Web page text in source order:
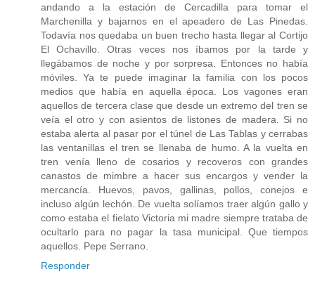
andando a la estación de Cercadilla para tomar el
Marchenilla y bajarnos en el apeadero de Las Pinedas.
Todavía nos quedaba un buen trecho hasta llegar al Cortijo
El Ochavillo. Otras veces nos íbamos por la tarde y
llegábamos de noche y por sorpresa. Entonces no había
móviles. Ya te puede imaginar la familia con los pocos
medios que había en aquella época. Los vagones eran
aquellos de tercera clase que desde un extremo del tren se
veía el otro y con asientos de listones de madera. Si no
estaba alerta al pasar por el túnel de Las Tablas y cerrabas
las ventanillas el tren se llenaba de humo. A la vuelta en
tren venía lleno de cosarios y recoveros con grandes
canastos de mimbre a hacer sus encargos y vender la
mercancía. Huevos, pavos, gallinas, pollos, conejos e
incluso algún lechón. De vuelta solíamos traer algún gallo y
como estaba el fielato Victoria mi madre siempre trataba de
ocultarlo para no pagar la tasa municipal. Que tiempos
aquellos. Pepe Serrano.
Responder